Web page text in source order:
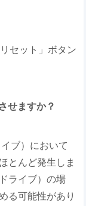
セット」ボタン
せますか？
ブ）において
とんど発生しま
ライブ）の場
る可能性があり